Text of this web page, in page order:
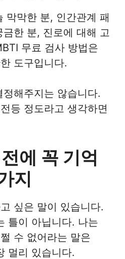
막막한 분, 인간관계 패
한 분, 진로에 대해 고
무료 검사 방법은
도구입니다.
해주지는 않습니다.
등 정도라고 생각하면
에 꼭 기억
지
싶은 말이 있습니다.
틀이 아닙니다. 나는
수 없어라는 말은
멀리 있습니다.